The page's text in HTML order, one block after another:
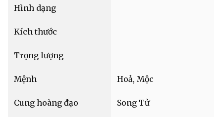
Hình dạng
Kích thước
Trọng lượng
Mệnh Hoả, Mộc
Cung hoàng đạo Song Tử